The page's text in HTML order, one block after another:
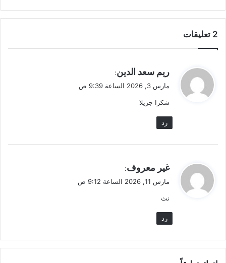
‫2 تعليقات
ل
ريم سعد الدين:
مارس 3, 2026 الساعة 9:39 ص
شكرا جزيلا
رد
ي
ل
غير معروف:
مارس 11, 2026 الساعة 9:12 ص
نث
رد